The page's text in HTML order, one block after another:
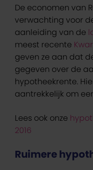
De economen van
verwachting voor
aanleiding van de
meest recente
geven ze aan dat
gegeven over de
hypotheekrente.
aantrekkelijk om
Lees ook onze
2016
Ruimere